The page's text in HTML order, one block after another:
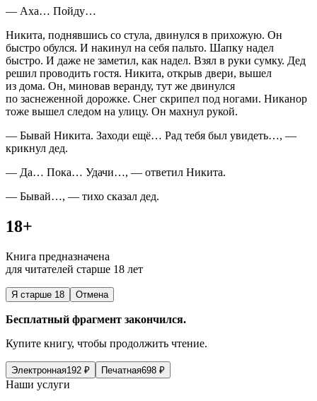
— Аха… Пойду…
Никита, поднявшись со стула, двинулся в прихожую. Он
быстро обулся. И накинул на себя пальто. Шапку надел
быстро. И даже не заметил, как надел. Взял в руки сумку. Дед
решил проводить гостя. Никита, открыв двери, вышел
из дома. Он, миновав веранду, тут же двинулся
по заснеженной дорожке. Снег скрипел под ногами. Никанор
тоже вышел следом на улицу. Он махнул рукой.
— Бывай Никита. Заходи ещё… Рад тебя был увидеть…, —
крикнул дед.
— Да… Пока… Удачи…, — ответил Никита.
— Бывай…, — тихо сказал дед.
18+
Книга предназначена
для читателей старше 18 лет
Я старше 18 Отмена
Бесплатный фрагмент закончился.
Купите книгу, чтобы продолжить чтение.
Электронная192 ₽ Печатная698 ₽
Наши услуги